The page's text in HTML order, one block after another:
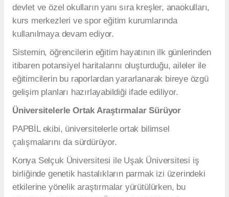
devlet ve özel okulların yanı sıra kreşler, anaokulları,
kurs merkezleri ve spor eğitim kurumlarında
kullanılmaya devam ediyor.
Sistemin, öğrencilerin eğitim hayatının ilk günlerinden
itibaren potansiyel haritalarını oluşturduğu, aileler ile
eğitimcilerin bu raporlardan yararlanarak bireye özgü
gelişim planları hazırlayabildiği ifade ediliyor.
Üniversitelerle Ortak Araştırmalar Sürüyor
PAPBİL ekibi, üniversitelerle ortak bilimsel
çalışmalarını da sürdürüyor.
Konya Selçuk Üniversitesi ile Uşak Üniversitesi iş
birliğinde genetik hastalıkların parmak izi üzerindeki
etkilerine yönelik araştırmalar yürütülürken, bu